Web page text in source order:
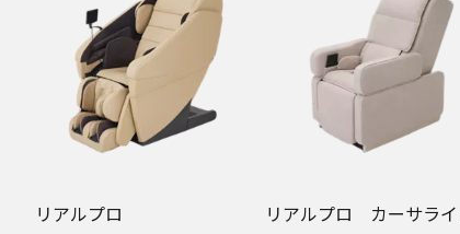
リアルプロ
リアルプロ カーサラ